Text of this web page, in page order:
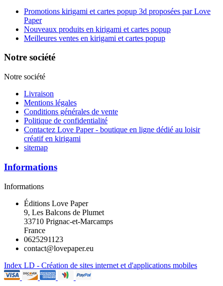
Promotions kirigami et cartes popup 3d proposées par Love
Paper
Nouveaux produits en kirigami et cartes popup
Meilleures ventes en kirigami et cartes popup
Notre société
Notre société
Livraison
Mentions légales
Conditions générales de vente
Politique de confidentialité
Contactez Love Paper - boutique en ligne dédié au loisir
créatif en kirigami
sitemap
Informations
Informations
Éditions Love Paper
9, Les Balcons de Plumet
33710 Prignac-et-Marcamps
France
0625291123
contact@lovepaper.eu
Index LD - Création de sites internet et d'applications mobiles